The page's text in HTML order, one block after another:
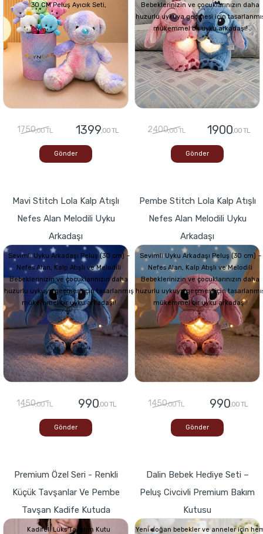
30 CM Peluş Ayıcık Seti,
1750,00 TL 1399,00 TL
Gönder
Bebeklerinizin ve çocuklarınızın daha
huzurlu uykuya geçmesi için
mükemmel bir uyku arkadaşı!
2400,00 TL 1900,00 TL
Gönder
Mavi Stitch Lola Kalp Atışlı
Nefes Alan Melodili Uyku
Arkadaşı
Sevimli Uyku Arkadaşı Peluş (30 cm) –
Nefes Alan, Kalp Atışlı ve Melodili
Bebeklerinizin ve çocuklarınızın daha
huzurlu uykuya geçmesi için tasarlanmış
mükemmel bir uyku arkadaşı!
1450,00 TL 990,00 TL
Gönder
Pembe Stitch Lola Kalp Atışlı
Nefes Alan Melodili Uyku
Arkadaşı
Sevimli Uyku Arkadaşı Peluş (30 cm) –
Nefes Alan, Kalp Atışlı ve Melodili
Bebeklerinizin ve çocuklarınızın daha
huzurlu uykuya geçmesi için
mükemmel bir uyku arkadaşı!
1450,00 TL 990,00 TL
Gönder
Premium Özel Seri - Renkli
Küçük Tavşanlar Ve Pembe
Tavşan Kadife Kutuda
Kadifeli Lüks Tasarım Kutu
Dalin Bebek Hediye Seti –
Peluş Civcivli Premium Bakım
Kutusu
Yeni doğan bebekler ve anneler için